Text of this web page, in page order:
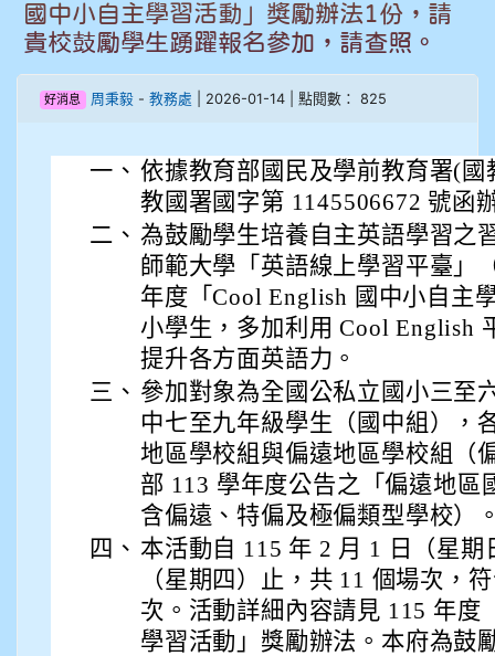
908彭主豪
909林柏翰
910謝尚橙
911王祉傑
914王苡澄
國中小自主學習活動」獎勵辦法1份，請
貴校鼓勵學生踴躍報名參加，請查照。
好消息 周秉毅- 教務處 | 2026-01-14 | 點閱數： 825
一、 依據教育部國民及學前教育署(
教國署國字第 1145506672 號函
二、 為鼓勵學生培養自主英語學習之
師範大學「英語線上學習平臺」
年度「Cool English 國中小自主
小學生，多加利用 Cool English
提升各方面英語力。
三、 參加對象為全國公私立國小三至
中七至九年級學生（國中組），
地區學校組與偏遠地區學校組（
部 113 學年度公告之「偏遠地區
含偏遠、特偏及極偏類型學校）
四、 本活動自 115 年 2 月 1 日（星
（星期四）止，共 11 個場次，
次。活動詳細內容請見 115 年度
學習活動」獎勵辦法。本府為鼓